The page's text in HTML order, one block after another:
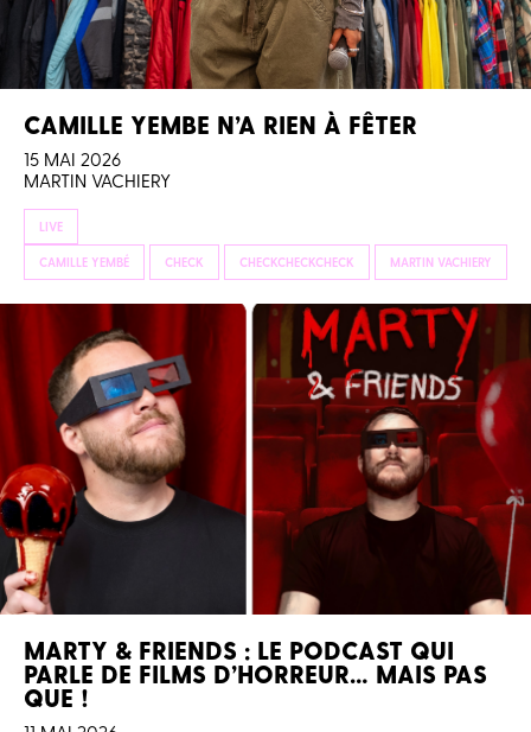
CAMILLE YEMBE N’A RIEN À FÊTER
15 MAI 2026
MARTIN VACHIERY
LIVE
CAMILLE YEMBÉ CHECK CHECKCHECKCHECK MARTIN VACHIERY
MARTY & FRIENDS : LE PODCAST QUI
PARLE DE FILMS D’HORREUR… MAIS PAS
QUE !